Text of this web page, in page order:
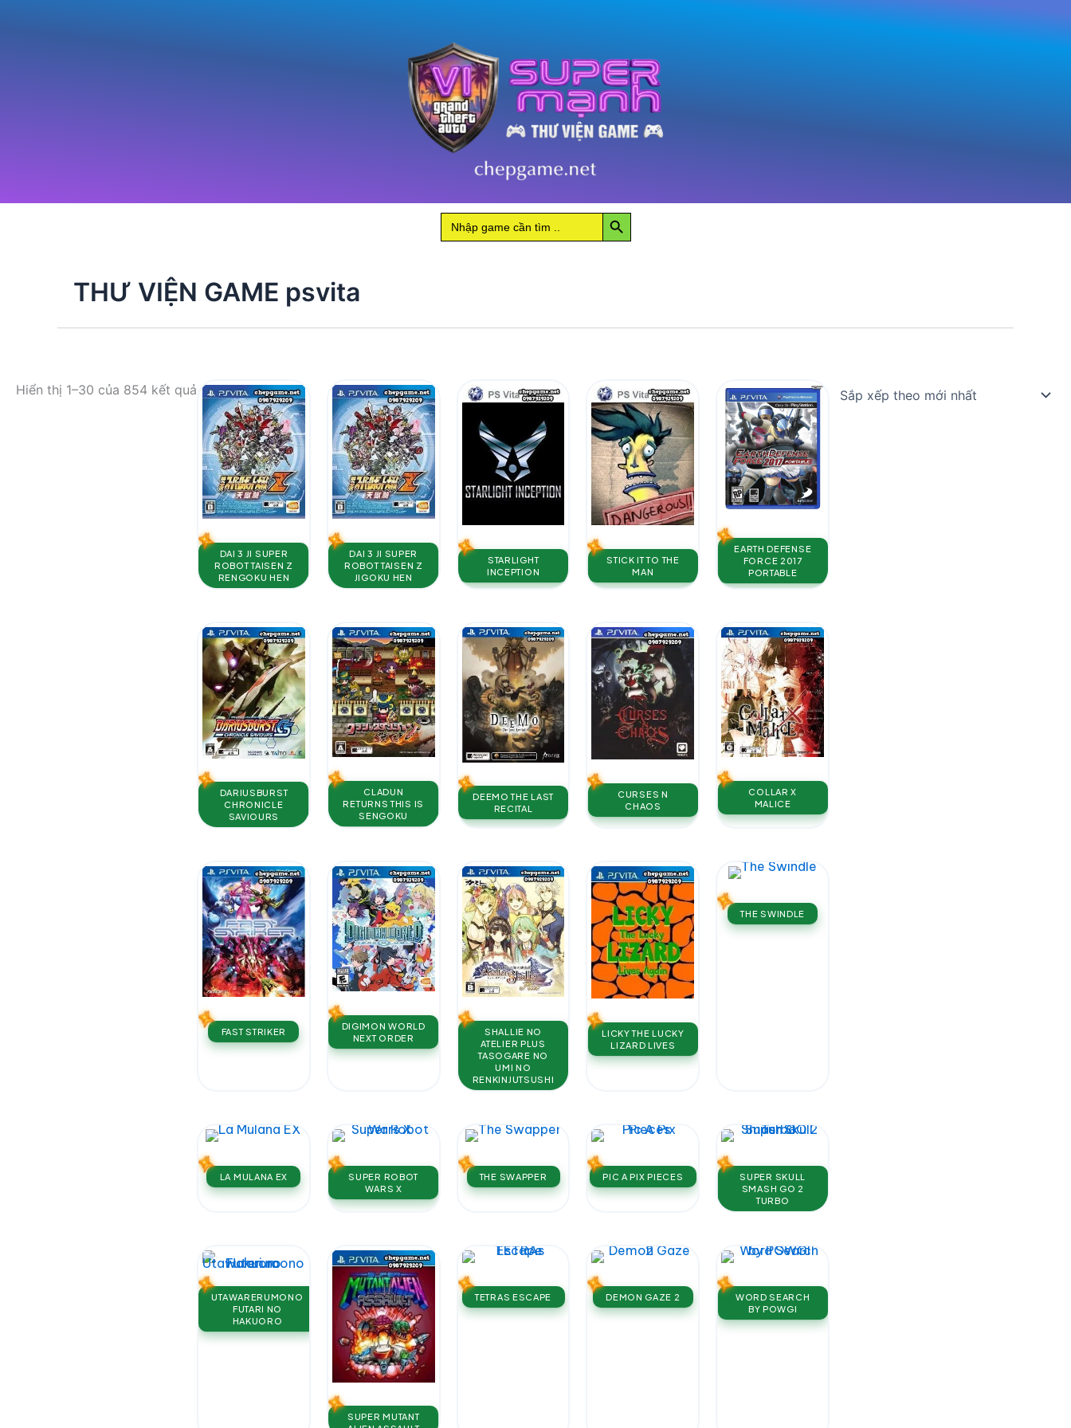
Search
for:
Search Button
THƯ VIỆN GAME psvita
Hiển thị 1–30 của 854 kết quả Đã
sắp
xếp
theo
mới
nhất
DAI 3 JI SUPER
ROBOT TAISEN Z
RENGOKU HEN
DAI 3 JI SUPER
ROBOT TAISEN Z
JIGOKU HEN
STARLIGHT
INCEPTION
STICK IT TO THE
MAN
EARTH DEFENSE
FORCE 2017
PORTABLE
DARIUSBURST
CHRONICLE
SAVIOURS
CLADUN
RETURNS THIS IS
SENGOKU
DEEMO THE LAST
RECITAL
CURSES N
CHAOS
COLLAR X
MALICE
FAST STRIKER
DIGIMON WORLD
NEXT ORDER
SHALLIE NO
ATELIER PLUS
TASOGARE NO
UMI NO
RENKINJUTSUSHI
LICKY THE LUCKY
LIZARD LIVES
THE SWINDLE
LA MULANA EX
SUPER ROBOT
WARS X
THE SWAPPER PIC A PIX PIECES
SUPER SKULL
SMASH GO 2
TURBO
UTAWARERUMONO
FUTARI NO
HAKUORO
SUPER MUTANT
TETRAS ESCAPE DEMON GAZE 2
WORD SEARCH
BY POWGI